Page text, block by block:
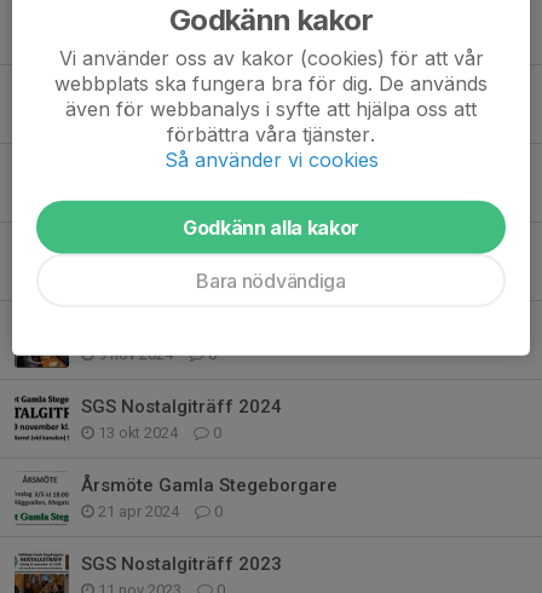
Tidigare nyheter
SGS Nostalgiträff 2025
22 nov 2025 0
SGS Nostalgiträff 2025
17 nov 2025 0
Årsmöte Gamla Stegeborgare
0
9 nov 2024 0
SGS Nostalgiträff 2024
13 okt 2024 0
Årsmöte Gamla Stegeborgare
21 apr 2024 0
SGS Nostalgiträff 2023
Godkänn kakor
Vi använder oss av kakor (cookies) för att vår
webbplats ska fungera bra för dig. De används
även för webbanalys i syfte att hjälpa oss att
förbättra våra tjänster.
Så använder vi cookies
Godkänn alla kakor
Bara nödvändiga